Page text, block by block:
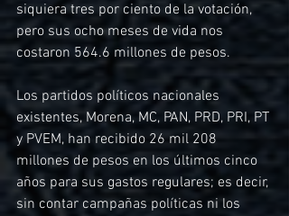
siquiera tres por ciento de la votación,
pero sus ocho meses de vida nos
costaron 564.6 millones de pesos.
Los partidos políticos nacionales
existentes, Morena, MC, PAN, PRD, PRI, PT
y PVEM, han recibido 26 mil 208
millones de pesos en los últimos cinco
años para sus gastos regulares; es decir,
sin contar campañas políticas ni los